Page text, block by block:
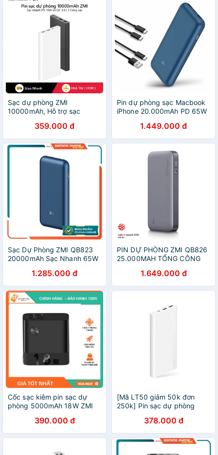
Sạc dự phòng ZMI
10000mAh, Hỗ trợ sạc
Model JD810359.000 đ
Pin dự phòng sạc Macbook
iPhone 20.000mAh PD 65W
1.449.000 đ
Sạc Dự Phòng ZMI QB823
20000mAh Sạc Nhanh 65W
1.285.000 đ
PIN DỰ PHÒNG ZMI QB826
25.000MAH TỔNG CÔNG
1.649.000 đ
Cốc sạc kiêm pin sạc dự
phòng 5000mAh 18W ZMI
390.000 đ
[Mã LT50 giảm 50k đơn
250k] Pin sạc dự phòng
- Bảo hành 1 tháng
378.000 đ